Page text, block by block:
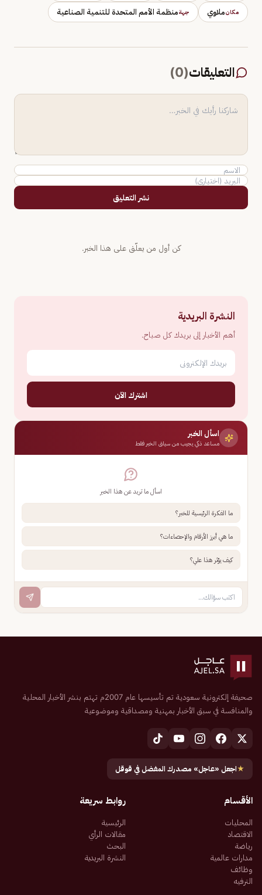
مكانملاوي جهةمنظمة الأمم المتحدة للتنمية الصناعية
التعليقات(
0
)
نشر التعليق
كن أول من يعلّق على هذا الخبر.
النشرة البريدية
أهم الأخبار إلى بريدك كل صباح.
اشترك الآن
اسأل الخبر
مساعد ذكي يجيب من سياق الخبر فقط
اسأل ما تريد عن هذا الخبر
ما الفكرة الرئيسية للخبر؟
ما هي أبرز الأرقام والإحصاءات؟
كيف يؤثر هذا علي؟
صحيفة إلكترونية سعودية تم تأسيسها عام 2007م تهتم بنشر الأخبار المحلية
والمنافسة في سبق الأخبار بمهنية ومصداقية وموضوعية
★اجعل «عاجل» مصدرك المفضل في قوقل
الأقسام
المحليات
الاقتصاد
رياضة
مدارات عالمية
وظائف
الترفيه
روابط سريعة
الرئيسية
مقالات الرأي
البحث
النشرة البريدية